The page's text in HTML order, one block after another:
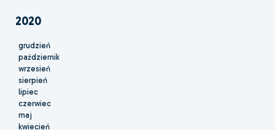
2020
grudzień
październik
wrzesień
sierpień
lipiec
czerwiec
maj
kwiecień